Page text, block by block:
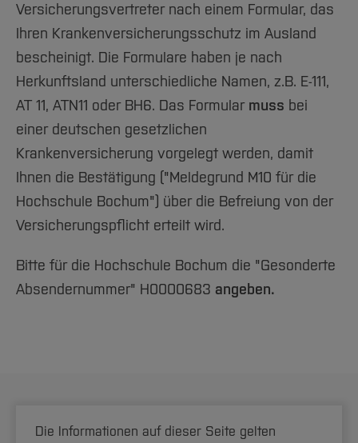
Versicherungsvertreter nach einem Formular, das
Ihren Krankenversicherungsschutz im Ausland
bescheinigt. Die Formulare haben je nach
Herkunftsland unterschiedliche Namen, z.B. E-111,
AT 11, ATN11 oder BH6. Das Formular muss bei
einer deutschen gesetzlichen
Krankenversicherung vorgelegt werden, damit
Ihnen die Bestätigung ("Meldegrund M10 für die
Hochschule Bochum") über die Befreiung von der
Versicherungspflicht erteilt wird.
Bitte für die Hochschule Bochum die "Gesonderte
Absendernummer" H0000683 angeben.
Die Informationen auf dieser Seite gelten